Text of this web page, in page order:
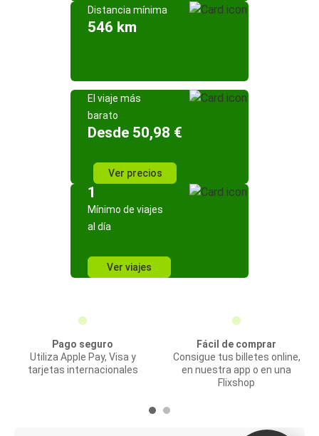
Distancia mínima
546 km
El viaje más
barato
Desde 50,98 €
Ver precios
1
Mínimo de viajes
al día
Ver viajes
Pago seguro
Utiliza Apple Pay, Visa y
tarjetas internacionales
Fácil de comprar
Consigue tus billetes online,
en nuestra app o en una
Flixshop